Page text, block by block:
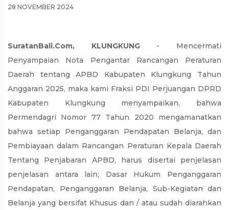
28 NOVEMBER 2024
SuratanBali.Com, KLUNGKUNG- Mencermati
Penyampaian Nota Pengantar Rancangan Peraturan
Daerah tentang APBD Kabupaten Klungkung Tahun
Anggaran 2025, maka kami Fraksi PDI Perjuangan DPRD
Kabupaten Klungkung menyampaikan, bahwa
Permendagri Nomor 77 Tahun 2020 mengamanatkan
bahwa setiap Penganggaran Pendapatan Belanja, dan
Pembiayaan dalam Rancangan Peraturan Kepala Daerah
Tentang Penjabaran APBD, harus disertai penjelasan
penjelasan antara lain; Dasar Hukum Penganggaran
Pendapatan, Penganggaran Belanja, Sub-Kegiatan dan
Belanja yang bersifat Khusus dan / atau sudah diarahkan